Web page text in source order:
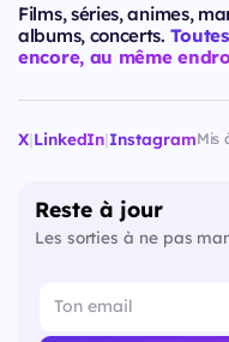
Films, séries, animes,
albums, concerts.
encore, au même
X|LinkedIn|InstagramMis
Reste à jour
Les sorties à ne pas